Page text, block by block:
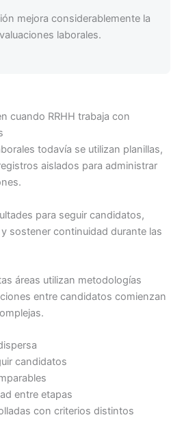
mejora considerablemente la
laborales.
cuando RRHH trabaja con
todavía se utilizan planillas,
aislados para administrar
para seguir candidatos,
sostener continuidad durante las
áreas utilizan metodologías
entre candidatos comienzan
candidatos
entre etapas
con criterios distintos